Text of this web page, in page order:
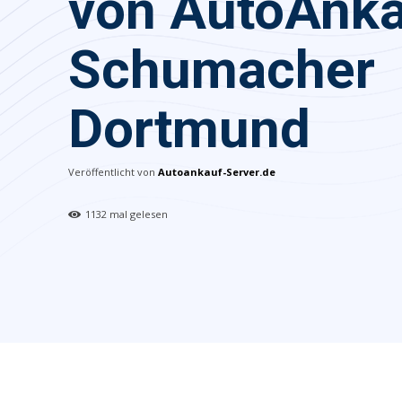
Schumacher
Dortmund
Veröffentlicht von Autoankauf-Server.de
1132 mal gelesen